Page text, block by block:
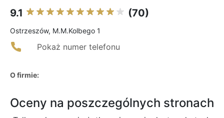
9.1 (70)
Ostrzeszów, M.M.Kolbego 1
Pokaż numer telefonu
O firmie:
Oceny na poszczególnych stronach